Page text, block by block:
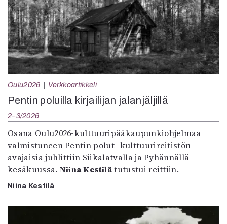
Oulu2026 Verkkoartikkeli
Pentin poluilla kirjailijan jalanjäljillä
2–3/2026
Osana Oulu2026-kulttuuripääkaupunkiohjelmaa
valmistuneen Pentin polut -kulttuurireitistön
avajaisia juhlittiin Siikalatvalla ja Pyhännällä
kesäkuussa. Niina Kestilätutustui reittiin.
Niina Kestilä